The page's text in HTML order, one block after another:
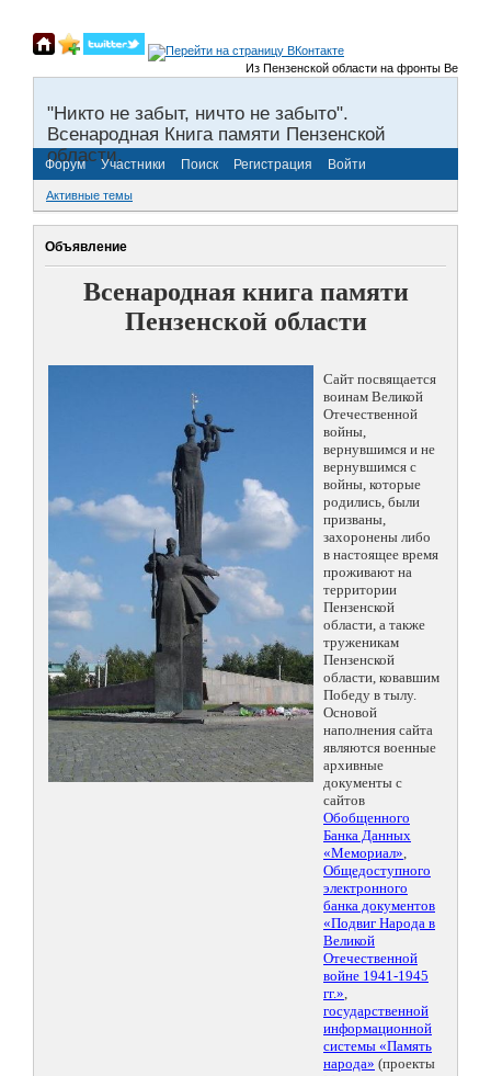
Из Пензенской области на фронты
"Никто не забыт, ничто не забыто".
Всенародная Книга памяти Пензенской
области.
Форум Участники Поиск Регистрация Войти
Активные темы
Объявление
Всенародная книга памяти
Пензенской области
Сайт посвящается
воинам Великой
Отечественной
войны,
вернувшимся и не
вернувшимся с
войны, которые
родились, были
призваны,
захоронены либо
в настоящее время
проживают на
территории
Пензенской
области, а также
труженикам
Пензенской
области, ковавшим
Победу в тылу.
Основой
наполнения сайта
являются военные
архивные
документы с
сайтов
Обобщенного
Банка Данных
«Мемориал»,
Общедоступного
электронного
банка документов
«Подвиг Народа в
Великой
Отечественной
войне 1941-1945
гг.»,
государственной
информационной
системы «Память
народа» (проекты